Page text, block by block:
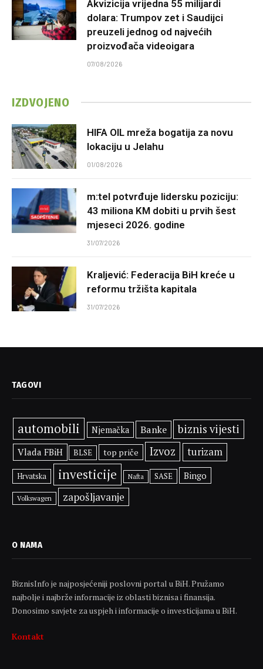
Akvizicija vrijedna 55 milijardi
dolara: Trumpov zet i Saudijci
preuzeli jednog od najvećih
proizvođača videoigara
07/08/2026
IZDVOJENO
HIFA OIL mreža bogatija za novu
lokaciju u Jelahu
01/08/2026
m:tel potvrđuje lidersku poziciju:
43 miliona KM dobiti u prvih šest
mjeseci 2026. godine
31/07/2026
Kraljević: Federacija BiH kreće u
reformu tržišta kapitala
31/07/2026
TAGOVI
automobili Njemačka Banke biznis vijesti
Vlada FBiH BLSE top priče Izvoz turizam
Hrvatska investicije Nafta SASE Bingo
Volkswagen zapošljavanje
O NAMA
BiznisInfo je najposjećeniji poslovni portal u BiH. Pružamo
najbolje i najbrže informacije iz oblasti biznisa i finansija.
Donosimo savjete za uspjeh i informacije o investicijama u BiH.
Kontakt